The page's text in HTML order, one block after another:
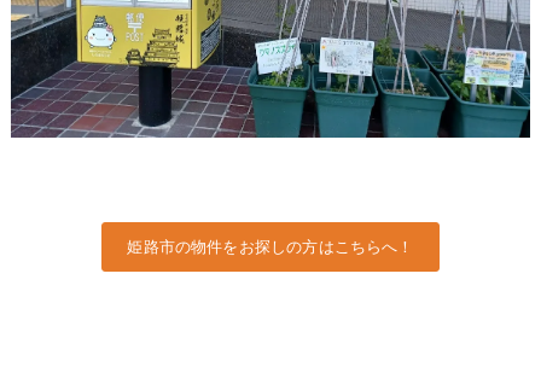
姫路市の物件をお探しの方はこちらへ！